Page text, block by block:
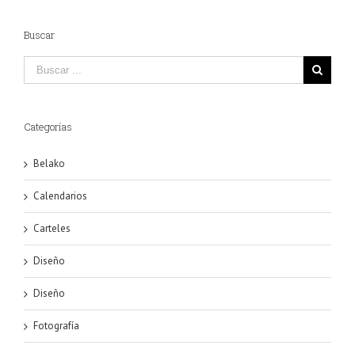
Buscar
Categorías
Belako
Calendarios
Carteles
Diseño
Diseño
Fotografía